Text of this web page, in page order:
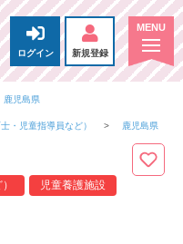
ログイン 新規登録
鹿児島県
・児童指導員など） 鹿児島県
児童養護施設